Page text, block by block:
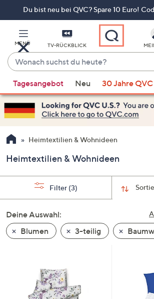
Du bist neu bei QVC? Spare 10 Euro!
MENÜ TV-RÜCKBLICK
Wonach
suchst
du
heute?
Vorschläge
verfügbar
sind,
verwenden
Sie
Pfeiltasten
nach
und
nach
unten
oder
Geräten
Tagesangebot Neu 30 Jahre QVC
Heimtextilien & Wohnideen
Heimtextilien & Wohnideen
Filter (3)
Deine Auswahl:
Blumen
3-teilig